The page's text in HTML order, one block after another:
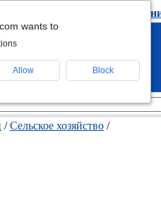
удалить
/Сельское хозяйство /
wants to
Allow Block